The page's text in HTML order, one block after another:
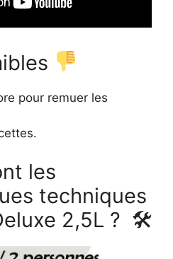
pour remuer les
les
techniques
2,5L ? 🛠